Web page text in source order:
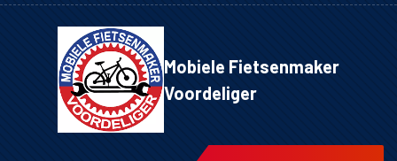
Mobiele Fietsenmaker
Voordeliger